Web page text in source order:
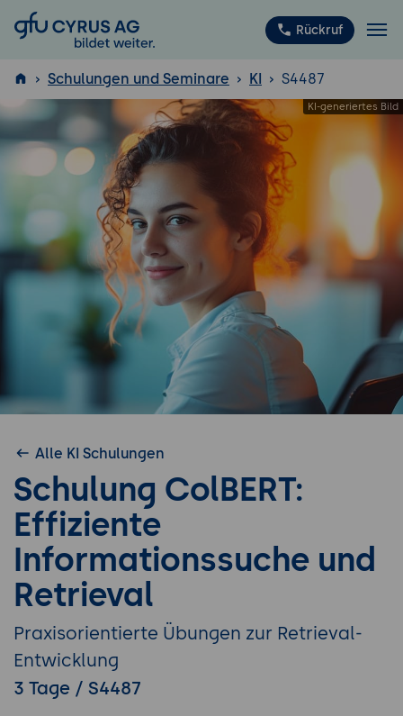
GFU Cyrus AG Rückruf
ISTQB
Schulungen und Seminare KI S4487
Alle KI Schulungen
Schulung ColBERT:
Effiziente
Informationssuche und
Retrieval
Praxisorientierte Übungen zur Retrieval-
Entwicklung
3 Tage / S4487